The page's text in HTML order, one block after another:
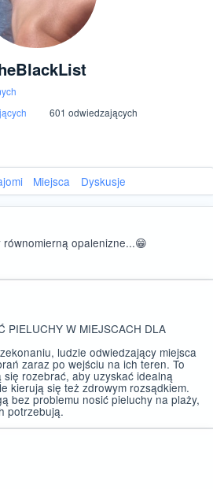
601 odwiedzających
Miejsca Dyskusje
opalenizne...😁
PIELUCHY W MIEJSCACH DLA
ludzie odwiedzający miejsca
zaraz po wejściu na ich teren. To
rozebrać, aby uzyskać idealną
kierują się też zdrowym rozsądkiem.
bez problemu nosić pieluchy na plaży,
potrzebują.